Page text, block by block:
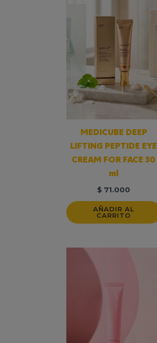
MEDICUBE DEEP
LIFTING PEPTIDE EYE
CREAM FOR FACE 30
ml
$ 71.000
AÑADIR AL
CARRITO